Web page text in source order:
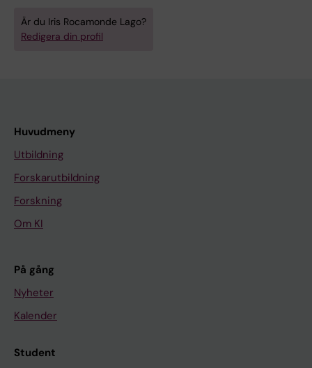
Är du Iris Rocamonde Lago?
Redigera din profil
Huvudmeny
Utbildning
Forskarutbildning
Forskning
Om KI
På gång
Nyheter
Kalender
Student